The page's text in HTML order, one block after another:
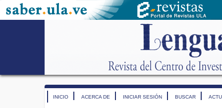
INICIO ACERCA DE INICIAR SESIÓN BUSCAR